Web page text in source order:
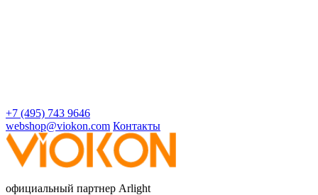
+7 (495) 743 9646
webshop@viokon.com Контакты
официальный партнер Arlight